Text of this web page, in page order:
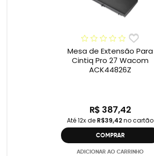
Mesa de Extensão Para
Cintiq Pro 27 Wacom
ACK44826Z
R$ 387,42
Até 12x de R$39,42no cartão
COMPRAR
ADICIONAR AO CARRINHO